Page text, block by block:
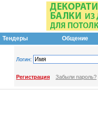
Тендеры Общение
Логин:
Регистрация Забыли пароль?